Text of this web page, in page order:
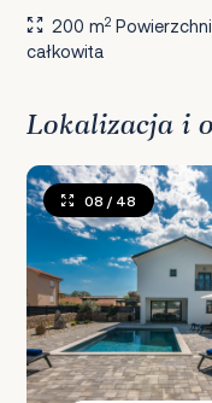
200 m2
całkowita
Lokalizacja i
08 / 48